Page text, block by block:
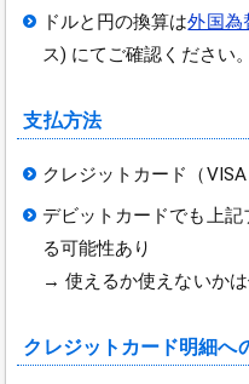
ドルと円の換算は外国為
ス) にてご確認ください。
支払方法
クレジットカード（
デビットカードでも上記
る可能性あり
→ 使えるか使えないか
クレジットカード明細へ